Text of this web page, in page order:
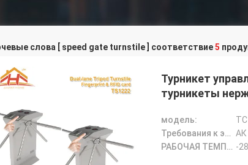
слова [ speed gate turnstile ] соответствие5
Турникет
турникеты
модель:
Требования к электической мощности: АК
РАБОЧАЯ ТЕМПЕРАТУРА: -